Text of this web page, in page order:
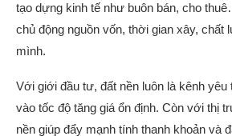
tạo dựng kinh tế như buôn bán, cho
chủ động nguồn vốn, thời gian xây, chất
mình.
Với giới đầu tư, đất nền luôn là kênh yêu
vào tốc độ tăng giá ổn định. Còn với thị
nền giúp đẩy mạnh tính thanh khoản và